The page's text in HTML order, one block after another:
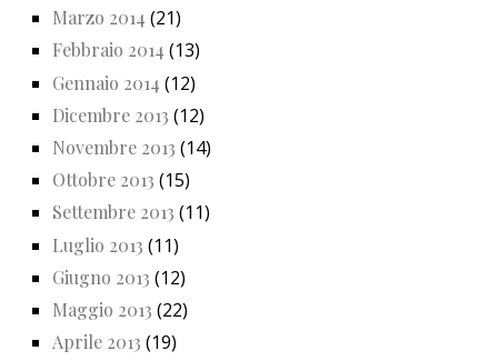
Marzo 2014 (21)
Febbraio 2014 (13)
Gennaio 2014 (12)
Dicembre 2013 (12)
Novembre 2013 (14)
Ottobre 2013 (15)
Settembre 2013 (11)
Luglio 2013 (11)
Giugno 2013 (12)
Maggio 2013 (22)
Aprile 2013 (19)